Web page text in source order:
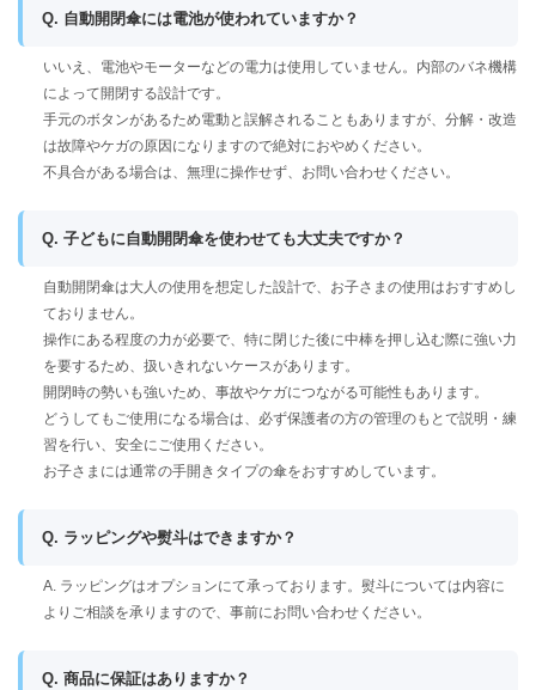
Q. 自動開閉傘には電池が使われていますか？
いいえ、電池やモーターなどの電力は使用していません。内部のバネ機構
によって開閉する設計です。
手元のボタンがあるため電動と誤解されることもありますが、分解・改造
は故障やケガの原因になりますので絶対におやめください。
不具合がある場合は、無理に操作せず、お問い合わせください。
Q. 子どもに自動開閉傘を使わせても大丈夫ですか？
自動開閉傘は大人の使用を想定した設計で、お子さまの使用はおすすめし
ておりません。
操作にある程度の力が必要で、特に閉じた後に中棒を押し込む際に強い力
を要するため、扱いきれないケースがあります。
開閉時の勢いも強いため、事故やケガにつながる可能性もあります。
どうしてもご使用になる場合は、必ず保護者の方の管理のもとで説明・練
習を行い、安全にご使用ください。
お子さまには通常の手開きタイプの傘をおすすめしています。
Q. ラッピングや熨斗はできますか？
A. ラッピングはオプションにて承っております。熨斗については内容に
よりご相談を承りますので、事前にお問い合わせください。
Q. 商品に保証はありますか？